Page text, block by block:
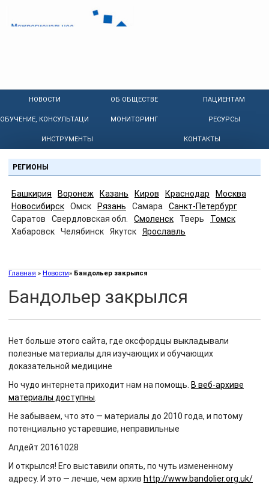
НОВОСТИ ОБ ОБЩЕСТВЕ ПАЦИЕНТАМ
ОБУЧЕНИЕ, КОНСУЛЬТАЦИИ МОНИТОРИНГ РЕСУРСЫ
ИНСТРУМЕНТЫ КОНТАКТЫ
РЕГИОНЫ
Башкирия Воронеж Казань Киров Краснодар
Москва
Новосибирск
Омск Рязань Самара
Санкт-Петербург
Саратов
Свердловская обл. Смоленск Тверь
Томск
Хабаровск
Челябинск Якутск Ярославль
Главная » Новости» Бандольер закрылся
Бандольер закрылся
Нет больше этого сайта, где оксфордцы выкладывали
полезные материалы для изучающих и обучающих
доказательной медицине
Но чудо интернета приходит нам на помощь. В веб-архиве
материалы доступны
Не забываем, что это — материалы до 2010 года, и потому
потенциально устаревшие, неправильные
Апдейт 20161028
И открылся! Его выставили опять, по чуть измененному
адресу. И это — лeчше, чем архив http://www.bandolier.org.uk/